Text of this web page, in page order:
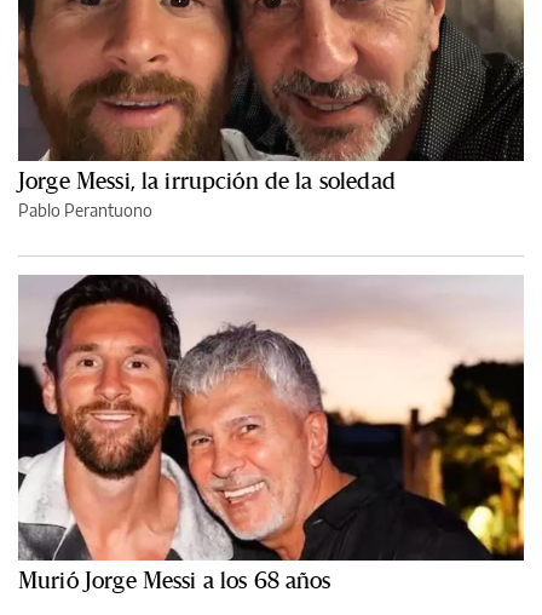
Jorge Messi, la irrupción de la soledad
Pablo Perantuono
Murió Jorge Messi a los 68 años